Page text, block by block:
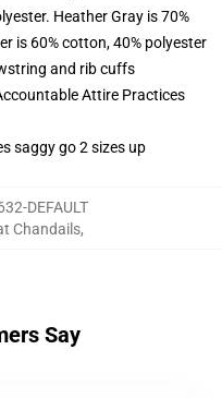
Heather Gray is 70%
is 60% cotton, 40% polyester
and rib cuffs
Attire Practices
saggy go 2 sizes up
DEFAULT
Chandails,
Say